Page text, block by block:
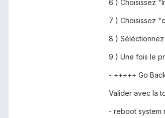
6 ) Choisissez
7 ) Choisissez
8 )
9 ) Une fois le
- +++++ Go
Valider avec la
- reboot system